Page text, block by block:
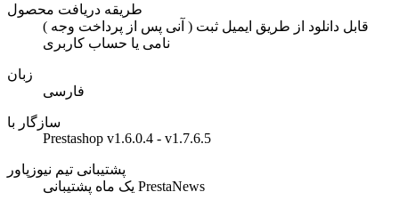
طریقه دریافت محصول
( آنی پس از پرداخت وجه ) قابل دانلود از طریق ایمیل ثبت
نامی یا حساب کاربری
زبان
فارسی
سازگار با
Prestashop v1.6.0.4 - v1.7.6.5
پشتیبانی تیم نیوزپاور
یک ماه پشتیبانی PrestaNews